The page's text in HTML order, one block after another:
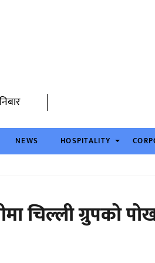
NEWS HOSPITALITY
चिल्ली ग्रुपको